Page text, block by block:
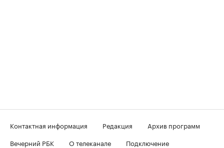
Контактная информация Редакция
Архив программ
Вечерний РБК
О телеканале
Подключение